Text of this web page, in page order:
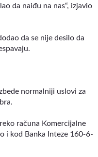
da naiđu na nas“, izjavio
da se nije desilo da
normalniji uslovi za
računa Komercijalne
i kod Banka Inteze 160-6-